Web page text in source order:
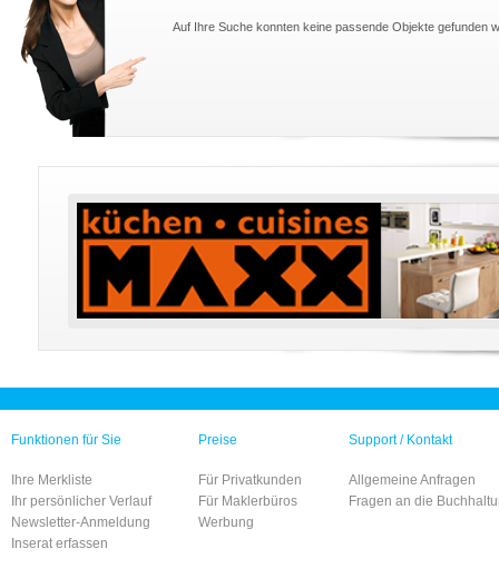
Auf Ihre Suche konnten keine passende Objekte gefunden
Funktionen für Sie
Ihre Merkliste
Ihr persönlicher Verlauf
Newsletter-Anmeldung
Inserat erfassen
Preise
Für Privatkunden
Für Maklerbüros
Werbung
Support / Kontakt
Allgemeine Anfragen
Fragen an die